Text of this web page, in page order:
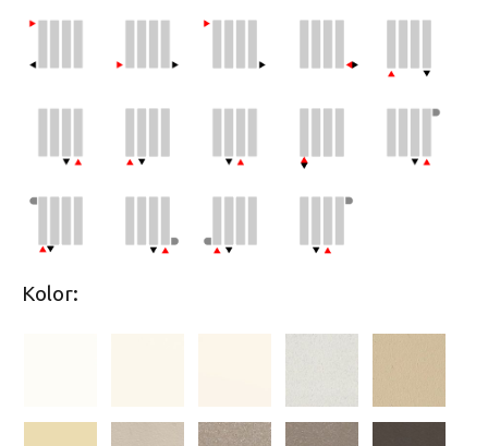
Kolor: